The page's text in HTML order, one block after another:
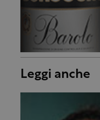
Leggi anche